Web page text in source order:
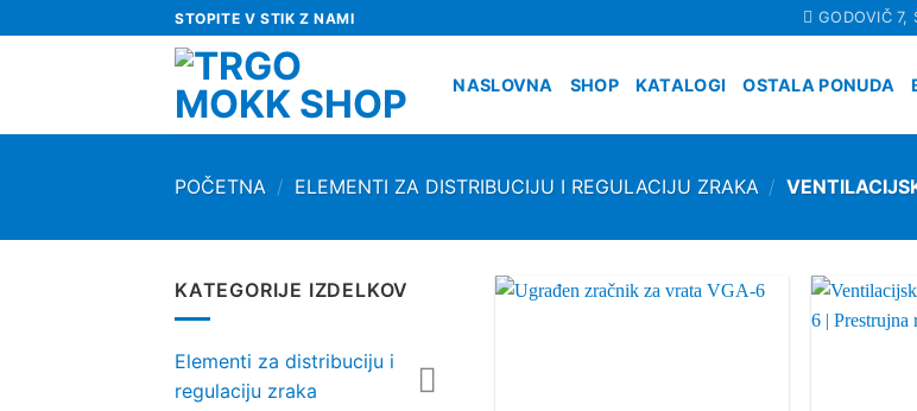
to
STOPITE V STIK Z NAMI GODOVIČ 7,
NASLOVNA SHOP KATALOGI OSTALA PONUDA
POČETNA / ELEMENTI ZA DISTRIBUCIJU I REGULACIJU ZRAKA /
KATEGORIJE IZDELKOV
Elementi za distribuciju i
regulaciju zraka